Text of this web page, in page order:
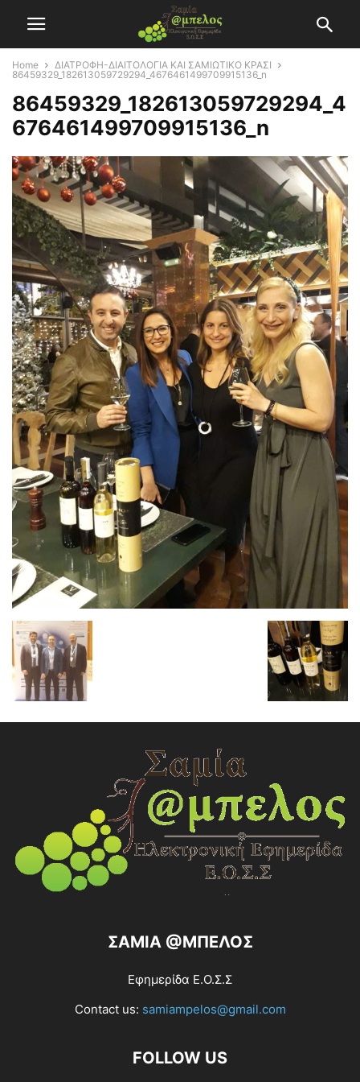
Home
ΔΙΑΤΡΟΦΗ-ΔΙΑΙΤΟΛΟΓΙΑ ΚΑΙ ΣΑΜΙΩΤΙΚΟ ΚΡΑΣΙ
86459329_182613059729294_4676461499709915136_n
86459329_182613059729294_4
676461499709915136_n
ΣΑΜΙΑ @ΜΠΕΛΟΣ
Εφημερίδα Ε.Ο.Σ.Σ
Contact us: samiampelos@gmail.com
FOLLOW US